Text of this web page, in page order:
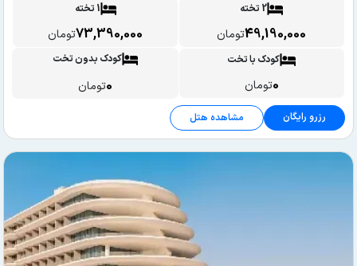
2 تخته
49,190,000تومان
1 تخته
73,390,000تومان
کودک با تخت
0تومان
کودک بدون تخت
0تومان
رزرو رایگان مشاهده هتل